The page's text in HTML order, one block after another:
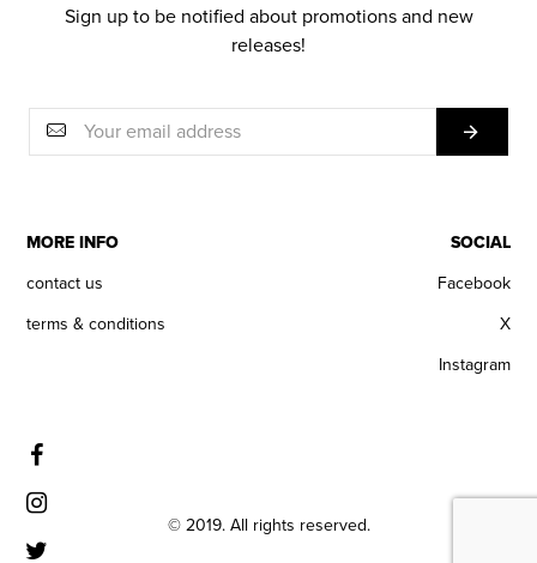
Sign up to be notified about promotions and new
releases!
MORE INFO
contact us
terms & conditions
SOCIAL
Facebook
X
Instagram
© 2019. All rights reserved.